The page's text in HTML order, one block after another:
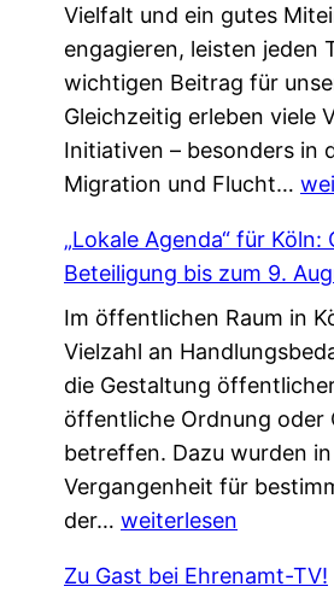
h
e
n
V
e
r
t
ä
r
k
u
n
g
!
Vielfalt und ein gutes
engagieren, leisten jeden
wichtigen Beitrag für
Gleichzeitig erleben viele
Initiativen – besonders in
Migration und Flucht… G
m
e
i
n
s
a
m
.
s
„Lokale Agenda“ für Köln:
Beteiligung bis zum 9.
Im öffentlichen Raum in
Vielzahl an
die Gestaltung
öffentliche Ordnung oder
betreffen. Dazu wurden
Vergangenheit für
der… „
o
weiterlesen
Zu Gast bei Ehrenamt-TV!